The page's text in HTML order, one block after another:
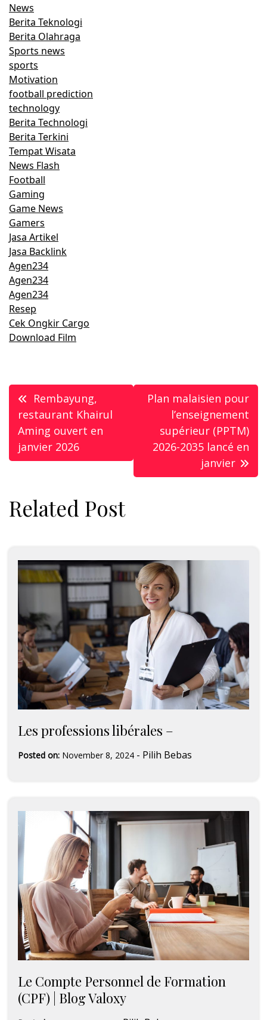
News
Berita Teknologi
Berita Olahraga
Sports news
sports
Motivation
football prediction
technology
Berita Technologi
Berita Terkini
Tempat Wisata
News Flash
Football
Gaming
Game News
Gamers
Jasa Artikel
Jasa Backlink
Agen234
Agen234
Agen234
Resep
Cek Ongkir Cargo
Download Film
Post
navigation
Rembayung,
restaurant Khairul
Aming ouvert en
janvier 2026
Plan malaisien pour
l’enseignement
supérieur (PPTM)
2026-2035 lancé en
janvier
Related Post
Les professions libérales –
Posted on: November 8, 2024 - Pilih Bebas
Le Compte Personnel de Formation
(CPF) | Blog Valoxy